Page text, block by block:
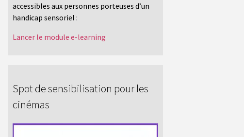
accessibles aux personnes porteuses d’un
handicap sensoriel :
Lancer le module e-learning
Spot de sensibilisation pour les
cinémas